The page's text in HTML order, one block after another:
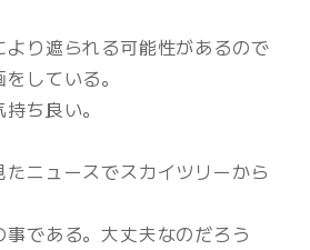
より遮られる可能性があるので
している。
ち良い。
ニュースでスカイツリーから
である。大丈夫なのだろう